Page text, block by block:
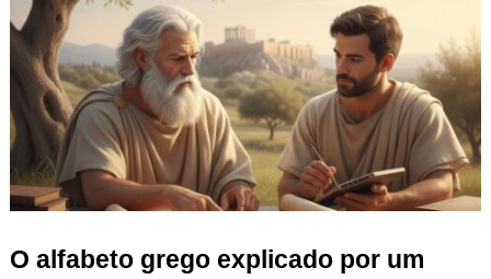
O alfabeto grego explicado por um